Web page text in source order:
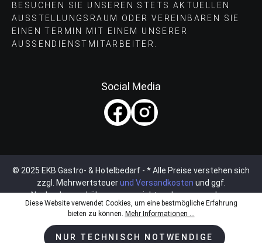
BESUCHEN SIE UNSEREN STETS AKTUELLEN
AUSSTELLUNGSRAUM ODER VEREINBAREN SIE
EINEN TERMIN MIT EINEM UNSERER
AUSSENDIENSTMITARBEITER.
Social Media
© 2025 EKB Gastro- & Hotelbedarf - * Alle Preise verstehen sich
zzgl. Mehrwertsteuerund Versandkosten und ggf.
Nachnahmegebühren, wenn nicht anders angegeben.
Diese Website verwendet Cookies, um eine bestmögliche Erfahrung
bieten zu können. Mehr Informationen ...
NUR TECHNISCH NOTWENDIGE